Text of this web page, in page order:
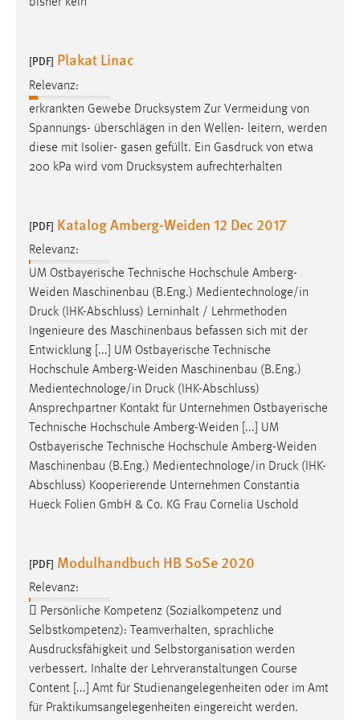
[PDF] Plakat Linac
Relevanz:
erkrankten Gewebe Drucksystem Zur Vermeidung von
Spannungs- überschlägen in den Wellen- leitern, werden
diese mit Isolier- gasen gefüllt. Ein Gasdruck von etwa
200 kPa wird vom Drucksystem aufrechterhalten
[PDF] Katalog Amberg-Weiden 12 Dec 2017
Relevanz:
UM Ostbayerische Technische Hochschule Amberg-
Weiden Maschinenbau (B.Eng.) Medientechnologe/in
Druck (IHK-Abschluss) Lerninhalt / Lehrmethoden
Ingenieure des Maschinenbaus befassen sich mit der
Entwicklung [...] UM Ostbayerische Technische
Hochschule Amberg-Weiden Maschinenbau (B.Eng.)
Medientechnologe/in Druck (IHK-Abschluss)
Ansprechpartner Kontakt für Unternehmen Ostbayerische
Technische Hochschule Amberg-Weiden [...] UM
Ostbayerische Technische Hochschule Amberg-Weiden
Maschinenbau (B.Eng.) Medientechnologe/in Druck (IHK-
Abschluss) Kooperierende Unternehmen Constantia
Hueck Folien GmbH & Co. KG Frau Cornelia Uschold
[PDF] Modulhandbuch HB SoSe 2020
Relevanz:
 Persönliche Kompetenz (Sozialkompetenz und
Selbstkompetenz): Teamverhalten, sprachliche
Ausdrucksfähigkeit und Selbstorganisation werden
verbessert. Inhalte der Lehrveranstaltungen Course
Content [...] Amt für Studienangelegenheiten oder im Amt
für Praktikumsangelegenheiten eingereicht werden.